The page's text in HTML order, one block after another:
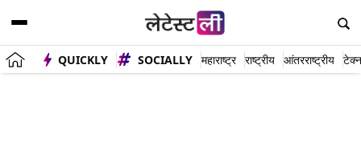
QUICKLY SOCIALLY महाराष्ट्र राष्ट्रीय आंतरराष्ट्रीय